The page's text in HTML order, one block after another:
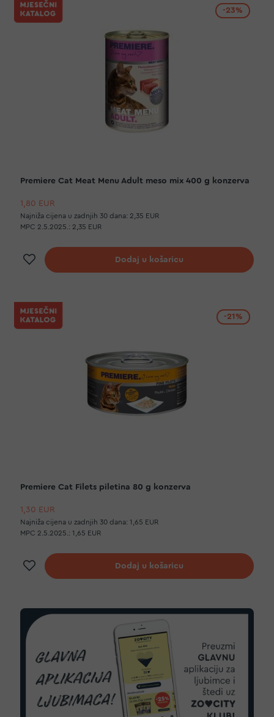
-23%
Premiere Cat Meat Menu Adult meso mix 400 g konzerva
1,80 EUR
Najniža cijena u zadnjih 30 dana: 2,35 EUR
MPC 2.5.2025.: 2,35 EUR
Dodaj na listu želja
Dodaj u košaricu
-21%
Premiere Cat Filets piletina 80 g konzerva
1,30 EUR
Najniža cijena u zadnjih 30 dana: 1,65 EUR
MPC 2.5.2025.: 1,65 EUR
Dodaj na listu želja
Dodaj u košaricu